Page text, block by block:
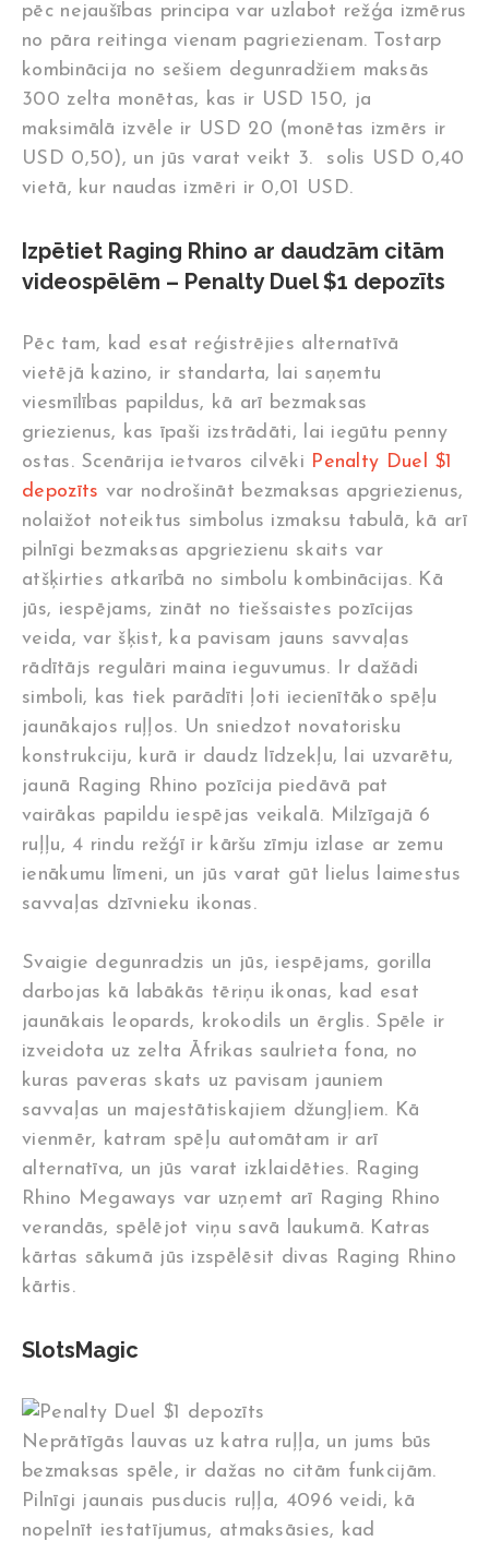
pēc nejaušības principa var uzlabot režģa izmērus
no pāra reitinga vienam pagriezienam. Tostarp
kombinācija no sešiem degunradžiem maksās
300 zelta monētas, kas ir USD 150, ja
maksimālā izvēle ir USD 20 (monētas izmērs ir
USD 0,50), un jūs varat veikt 3.
solis USD 0,40
vietā, kur naudas izmēri ir 0,01 USD.
Izpētiet Raging Rhino ar daudzām citām
videospēlēm – Penalty Duel $1 depozīts
Pēc tam, kad esat reģistrējies alternatīvā
vietējā kazino, ir standarta, lai saņemtu
viesmīlības papildus, kā arī bezmaksas
griezienus, kas īpaši izstrādāti, lai iegūtu penny
ostas. Scenārija ietvaros cilvēki Penalty Duel $1
depozīts var nodrošināt bezmaksas apgriezienus,
nolaižot noteiktus simbolus izmaksu tabulā, kā arī
pilnīgi bezmaksas apgriezienu skaits var
atšķirties atkarībā no simbolu kombinācijas. Kā
jūs, iespējams, zināt no tiešsaistes pozīcijas
veida, var šķist, ka pavisam jauns savvaļas
rādītājs regulāri maina ieguvumus. Ir dažādi
simboli, kas tiek parādīti ļoti iecienītāko spēļu
jaunākajos ruļļos. Un sniedzot novatorisku
konstrukciju, kurā ir daudz līdzekļu, lai uzvarētu,
jaunā Raging Rhino pozīcija piedāvā pat
vairākas papildu iespējas veikalā. Milzīgajā 6
ruļļu, 4 rindu režģī ir kāršu zīmju izlase ar zemu
ienākumu līmeni, un jūs varat gūt lielus laimestus
savvaļas dzīvnieku ikonas.
Svaigie degunradzis un jūs, iespējams, gorilla
darbojas kā labākās tēriņu ikonas, kad esat
jaunākais leopards, krokodils un ērglis. Spēle ir
izveidota uz zelta Āfrikas saulrieta fona, no
kuras paveras skats uz pavisam jauniem
savvaļas un majestātiskajiem džungļiem. Kā
vienmēr, katram spēļu automātam ir arī
alternatīva, un jūs varat izklaidēties. Raging
Rhino Megaways var uzņemt arī Raging Rhino
verandās, spēlējot viņu savā laukumā. Katras
kārtas sākumā jūs izspēlēsit divas Raging Rhino
kārtis.
SlotsMagic
Neprātīgās lauvas uz katra ruļļa, un jums būs
bezmaksas spēle, ir dažas no citām funkcijām.
Pilnīgi jaunais pusducis ruļļa, 4096 veidi, kā
nopelnīt iestatījumus, atmaksāsies, kad